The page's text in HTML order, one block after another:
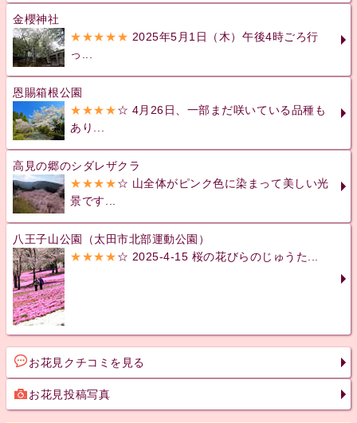
金櫻神社
★★★★★ 2025年5月1日（木）午後4時ごろ行
っ...
恩賜箱根公園
★★★★☆ 4月26日、一部まだ咲いている品種も
あり...
高見の郷のシダレザクラ
★★★★☆ 山全体がピンク色に染まって美しい光
景です...
八王子山公園（太田市北部運動公園）
★★★★☆ 2025-4-15 桜の花びらのじゅうた...
お花見クチコミを見る
お花見投稿写真